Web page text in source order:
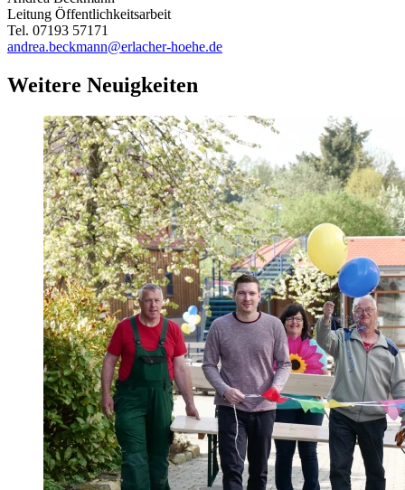
Leitung Öffentlichkeitsarbeit
Tel. 07193 57171
andrea.beckmann@erlacher-hoehe.de
Weitere Neuigkeiten